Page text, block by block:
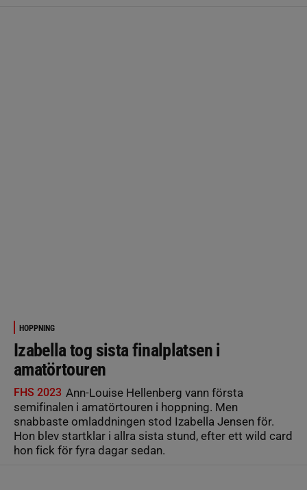
HOPPNING
Izabella tog sista finalplatsen i
amatörtouren
FHS 2023 Ann-Louise Hellenberg vann första
semifinalen i amatörtouren i hoppning. Men
snabbaste omladdningen stod Izabella Jensen för.
Hon blev startklar i allra sista stund, efter ett wild card
hon fick för fyra dagar sedan.